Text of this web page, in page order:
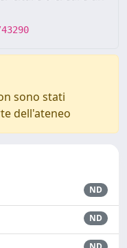
sono stati
dell'ateneo
ND
ND